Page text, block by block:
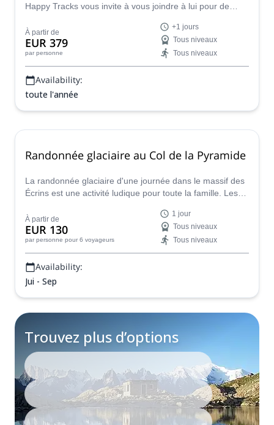
Happy Tracks vous invite à vous joindre à lui pour de
Blanc en France.
À partir de
EUR 379
par personne
+1 jours
Tous niveaux
Tous niveaux
Availability:
toute l'année
Randonnée glaciaire au Col de la Pyramide
La randonnée glaciaire d'une journée dans le massif des
Écrins est une activité ludique pour toute la famille. Les
À partir de
EUR 130
par personne pour 6 voyageurs
1 jour
Tous niveaux
Tous niveaux
Availability:
Jui - Sep
Trouvez plus d’options